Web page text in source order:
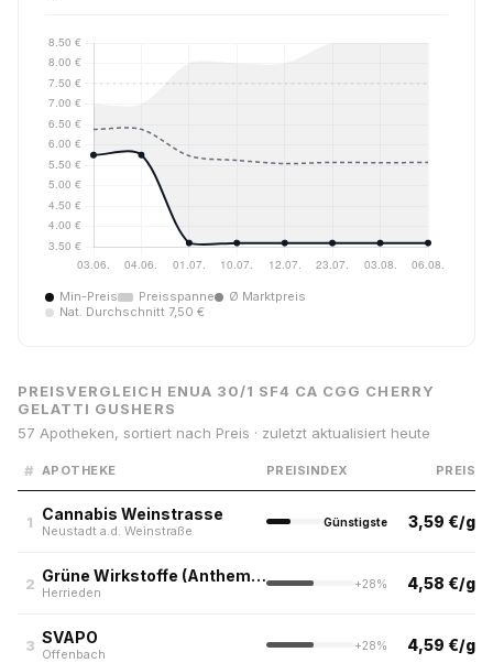
Min-Preis Preisspanne
Ø Marktpreis
Nat. Durchschnitt 7,50 €
PREISVERGLEICH ENUA 30/1 SF4 CA CGG CHERRY
GELATTI GUSHERS
57 Apotheken, sortiert nach Preis · zuletzt aktualisiert heute
# APOTHEKE PREISINDEX PREIS
1 Cannabis Weinstrasse
Neustadt a.d. Weinstraße
Günstigste 3,59 €/g
2 Grüne Wirkstoffe (Anthemis Apotheke)
Herrieden
+28% 4,58 €/g
3 SVAPO
Offenbach
+28% 4,59 €/g